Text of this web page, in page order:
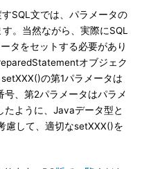
SQL文では、パラメータの
。当然ながら、実際にSQL
タをセットする必要があり
オブジェク
の第1パラメータは
号、第2パラメータはパラメ
たように、Javaデータ型と
慮して、適切なsetXXX()を